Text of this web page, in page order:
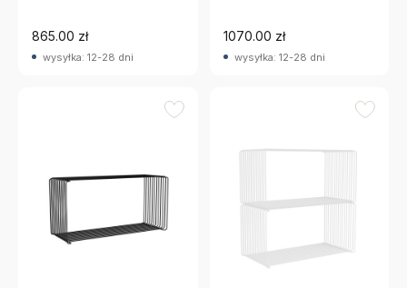
865.00 zł
wysyłka: 12-28 dni
1070.00 zł
wysyłka: 12-28 dni